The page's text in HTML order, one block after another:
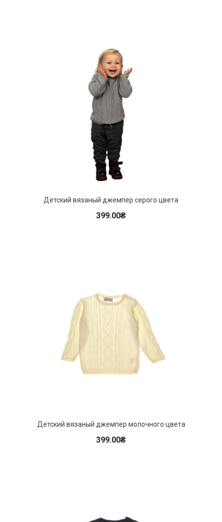
Детский вязаный джемпер серого цвета
399.00₴
Детский вязаный джемпер молочного цвета
399.00₴